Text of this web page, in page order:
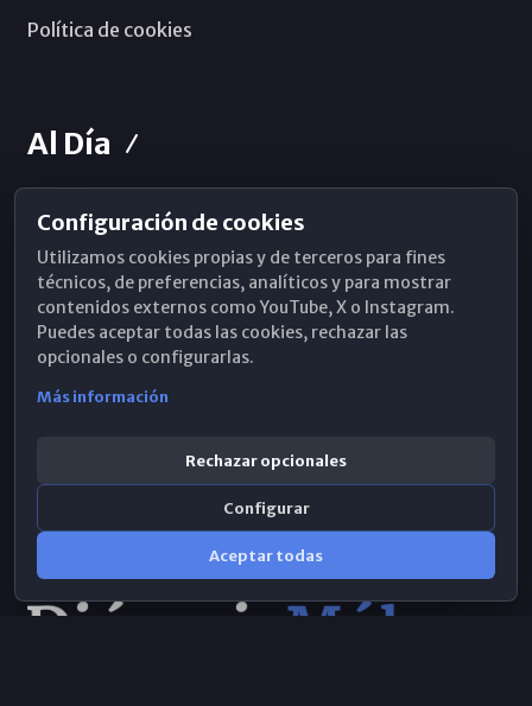
Política de cookies
Al Día
Horarios de Misa
Hemeroteca
WhatsApp
Configuración de cookies
Utilizamos cookies propias y de terceros para fines
técnicos, de preferencias, analíticos y para mostrar
contenidos externos como YouTube, X o Instagram.
Puedes aceptar todas las cookies, rechazar las
opcionales o configurarlas.
Más información
Rechazar opcionales
Configurar
Aceptar todas